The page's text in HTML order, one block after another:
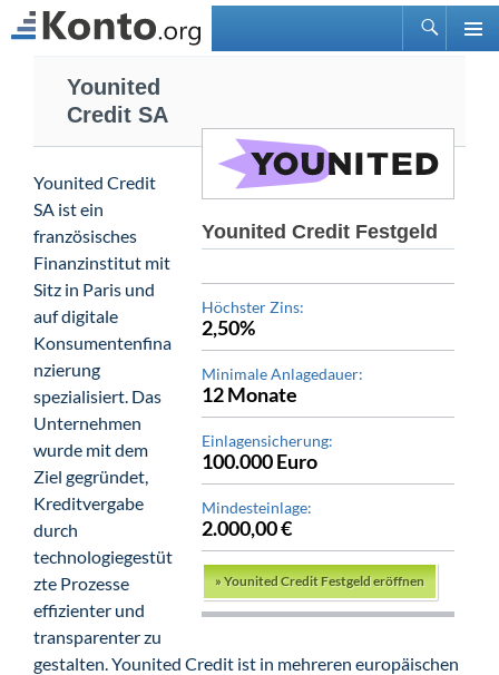
Suchen
Younited Credit Festgeld
Höchster Zins:
2,50%
Minimale Anlagedauer:
12 Monate
Einlagensicherung:
100.000 Euro
Mindesteinlage:
2.000,00 €
»Younited Credit Festgeld eröffnen
Younited
Credit SA
Younited Credit
SA ist ein
französisches
Finanzinstitut mit
Sitz in Paris und
auf digitale
Konsumentenfina
nzierung
spezialisiert. Das
Unternehmen
wurde mit dem
Ziel gegründet,
Kreditvergabe
durch
technologiegestüt
zte Prozesse
effizienter und
transparenter zu
gestalten. Younited Credit ist in mehreren europäischen